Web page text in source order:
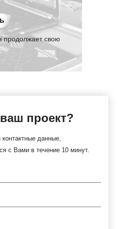
продолжает свою
проект?
контактные данные,
с Вами в течение 10 минут.